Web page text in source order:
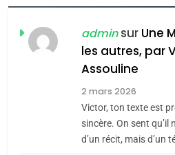
FIÈRE,
MA
Zrihen-
ISRAÉL
CE QUI
JUDAISME
adminsur Une
les autres, par
Assouline
2 mars 2026
Victor, ton texte est
sincère. On sent qu’il
d’un récit, mais d’un